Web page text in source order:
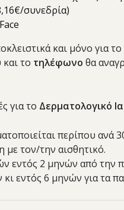
συνεδρία)
και μόνο για
το τηλέφωνο θα
για το Δερματολογικό
περίπου ανά
τον/την αισθητικό.
εντός 2 μηνών από την
εντός 6 μηνών για τα